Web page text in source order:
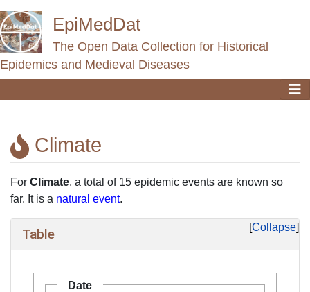
EpiMedDat
The Open Data Collection for Historical
Epidemics and Medieval Diseases
Climate
Jump to:navigation,search
For Climate, a total of 15 epidemic events are known so
far. It is a natural event.
Collapse
Table
Date